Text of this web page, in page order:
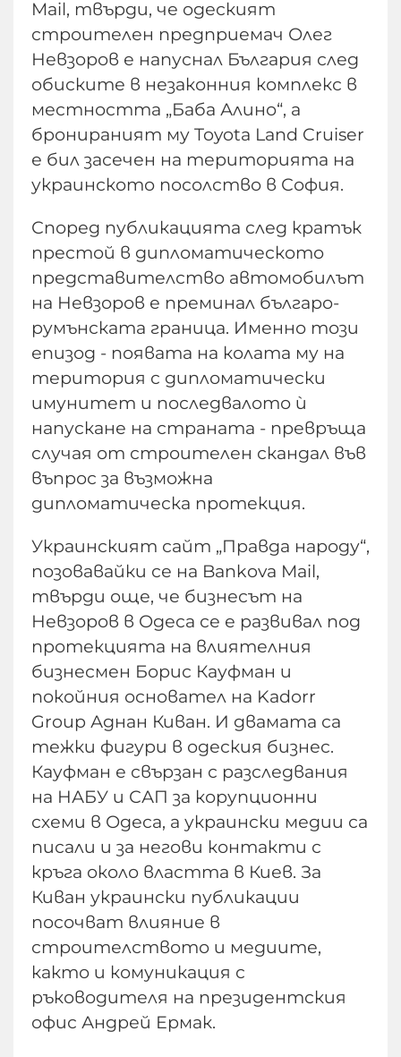
Mail, твърди, че одеският
строителен предприемач Олег
Невзоров е напуснал България след
обиските в незаконния комплекс в
местността „Баба Алино“, а
бронираният му Toyota Land Cruiser
е бил засечен на територията на
украинското посолство в София.
Според публикацията след кратък
престой в дипломатическото
представителство автомобилът
на Невзоров е преминал българо-
румънската граница. Именно този
епизод - появата на колата му на
територия с дипломатически
имунитет и последвалото ѝ
напускане на страната - превръща
случая от строителен скандал във
въпрос за възможна
дипломатическа протекция.
Украинският сайт „Правда народу“,
позовавайки се на Bankova Mail,
твърди още, че бизнесът на
Невзоров в Одеса се е развивал под
протекцията на влиятелния
бизнесмен Борис Кауфман и
покойния основател на Kadorr
Group Аднан Киван. И двамата са
тежки фигури в одеския бизнес.
Кауфман е свързан с разследвания
на НАБУ и САП за корупционни
схеми в Одеса, а украински медии са
писали и за негови контакти с
кръга около властта в Киев. За
Киван украински публикации
посочват влияние в
строителството и медиите,
както и комуникация с
ръководителя на президентския
офис Андрей Ермак.